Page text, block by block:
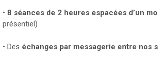
• 8 séances de 2 heures espacées d’un
présentiel)
• Des échanges par messagerie entre nos